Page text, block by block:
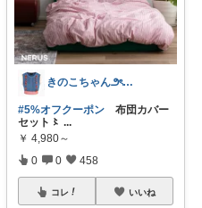
きのこちゃん౨ৎかわいい雑貨
#5%オフクーポン 布団カバー
セット〻 ...
￥ 4,980～
0 0 458
コレ いいね